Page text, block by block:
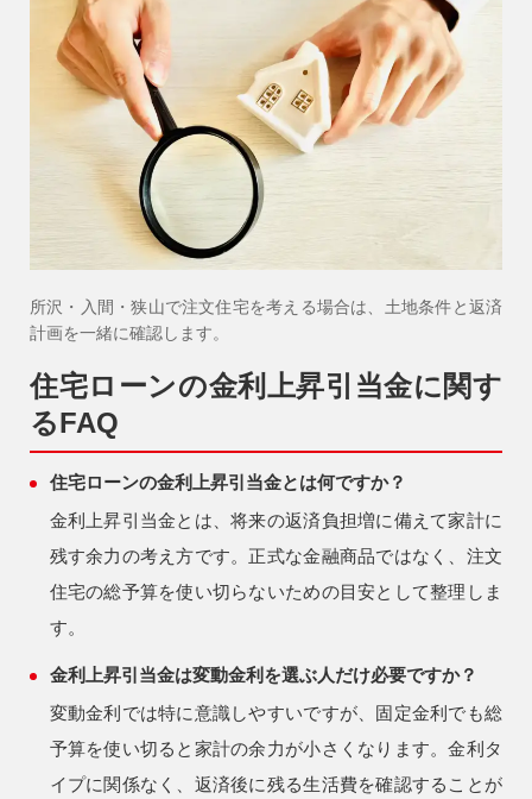
所沢・入間・狭山で注文住宅を考える場合は、土地条件と返済
計画を一緒に確認します。
住宅ローンの金利上昇引当金に関す
るFAQ
住宅ローンの金利上昇引当金とは何ですか？
金利上昇引当金とは、将来の返済負担増に備えて家計に
残す余力の考え方です。正式な金融商品ではなく、注文
住宅の総予算を使い切らないための目安として整理しま
す。
金利上昇引当金は変動金利を選ぶ人だけ必要ですか？
変動金利では特に意識しやすいですが、固定金利でも総
予算を使い切ると家計の余力が小さくなります。金利タ
イプに関係なく、返済後に残る生活費を確認することが